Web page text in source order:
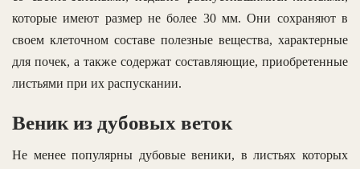
которые имеют размер не более 30 мм. Они сохраняют в
своем клеточном составе полезные вещества, характерные
для почек, а также содержат составляющие, приобретенные
листьями при их распускании.
Веник из дубовых веток
Не менее популярны дубовые веники, в листьях которых